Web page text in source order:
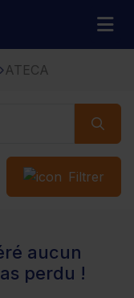
ATECA
Filtrer
aucun
perdu !